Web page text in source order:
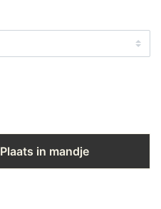
Plaats in mandje